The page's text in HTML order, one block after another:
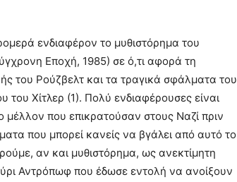
ενδιαφέρον το μυθιστόρημα του
Εποχή, 1985) σε ό,τι αφορά τη
του Ρούζβελτ και τα τραγικά σφάλματα του
του Χίτλερ (1). Πολύ ενδιαφέρουσες είναι
μέλλον που επικρατούσαν στους Ναζί πριν
που μπορεί κανείς να βγάλει από αυτό το
αν και μυθιστόρημα, ως ανεκτίμητη
Αντρόπωφ που έδωσε εντολή να ανοίξουν